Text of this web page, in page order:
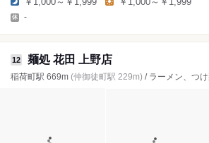
-
12 麺処 花田 上野店
稲荷町駅 669m (仲御徒町駅 229m) / ラーメン、つ